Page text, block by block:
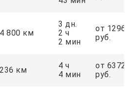
4 800 км
3 дн.
2 ч
2 мин
от
руб.
236 км
4 ч
4 мин
от 6372
руб.